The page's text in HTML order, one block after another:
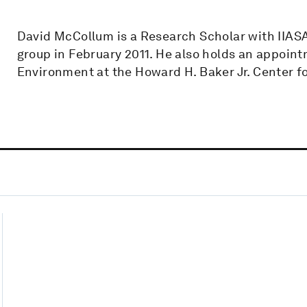
David McCollum is a Research Scholar with
group in February 2011. He also holds an
Environment at the Howard H. Baker Jr. Center